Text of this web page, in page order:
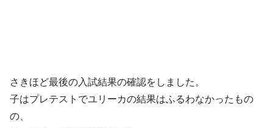
さきほど最後の入試結果の確認をしました。
子はプレテストでユリーカの結果はふるわなかったもの
の、